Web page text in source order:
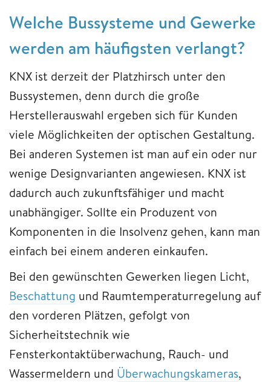
Welche Bussysteme und Gewerke
werden am häufigsten verlangt?
KNX ist derzeit der Platzhirsch unter den
Bussystemen, denn durch die große
Herstellerauswahl ergeben sich für Kunden
viele Möglichkeiten der optischen Gestaltung.
Bei anderen Systemen ist man auf ein oder nur
wenige Designvarianten angewiesen. KNX ist
dadurch auch zukunftsfähiger und macht
unabhängiger. Sollte ein Produzent von
Komponenten in die Insolvenz gehen, kann man
einfach bei einem anderen einkaufen.
Bei den gewünschten Gewerken liegen Licht,
Beschattung und Raumtemperaturregelung auf
den vorderen Plätzen, gefolgt von
Sicherheitstechnik wie
Fensterkontaktüberwachung, Rauch- und
Wassermeldern und Überwachungskameras,